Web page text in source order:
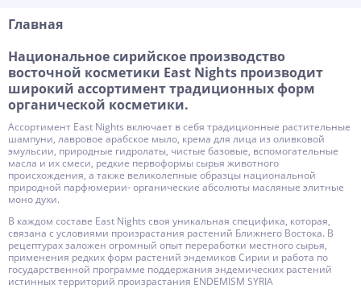
Главная
Национальное сирийское производство
восточной косметики East Nights производит
широкий ассортимент традиционных форм
органической косметики.
Ассортимент East Nights включает в себя традиционные растительные
шампуни, лавровое арабское мыло, крема для лица из оливковой
эмульсии, природные гидролаты, чистые базовые, вспомогательные
масла и их смеси, редкие первоформы сырья животного
происхождения, а также великолепные образцы национальной
природной парфюмерии- органические абсолюты масляные элитные
моно духи.
В каждом составе East Nights своя уникальная специфика, которая,
связана с условиями произрастания растений Ближнего Востока. В
рецептурах заложен огромный опыт переработки местного сырья,
применения редких форм растений эндемиков Сирии и работа по
государственной программе поддержания эндемических растений
истинных территорий произрастания ENDEMISM SYRIA